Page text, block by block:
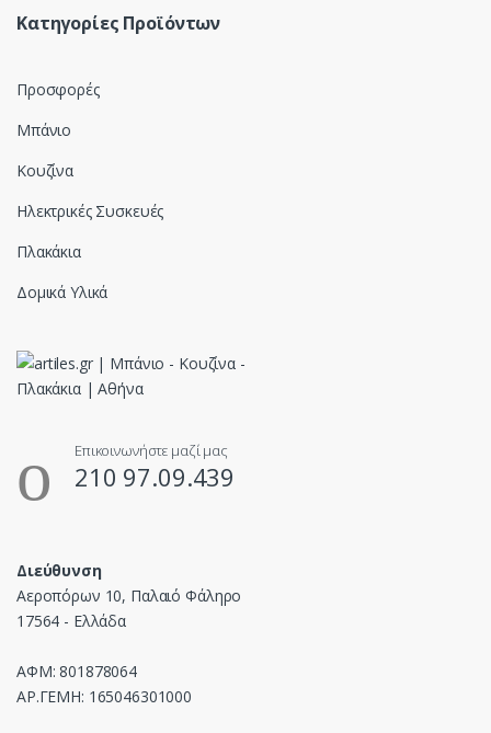
Κατηγορίες Προϊόντων
Προσφορές
Μπάνιο
Κουζίνα
Ηλεκτρικές Συσκευές
Πλακάκια
Δομικά Υλικά
Επικοινωνήστε μαζί μας
210 97.09.439
Διεύθυνση
Αεροπόρων 10, Παλαιό Φάληρο
17564 - Ελλάδα
ΑΦΜ: 801878064
ΑΡ.ΓΕΜΗ: 165046301000